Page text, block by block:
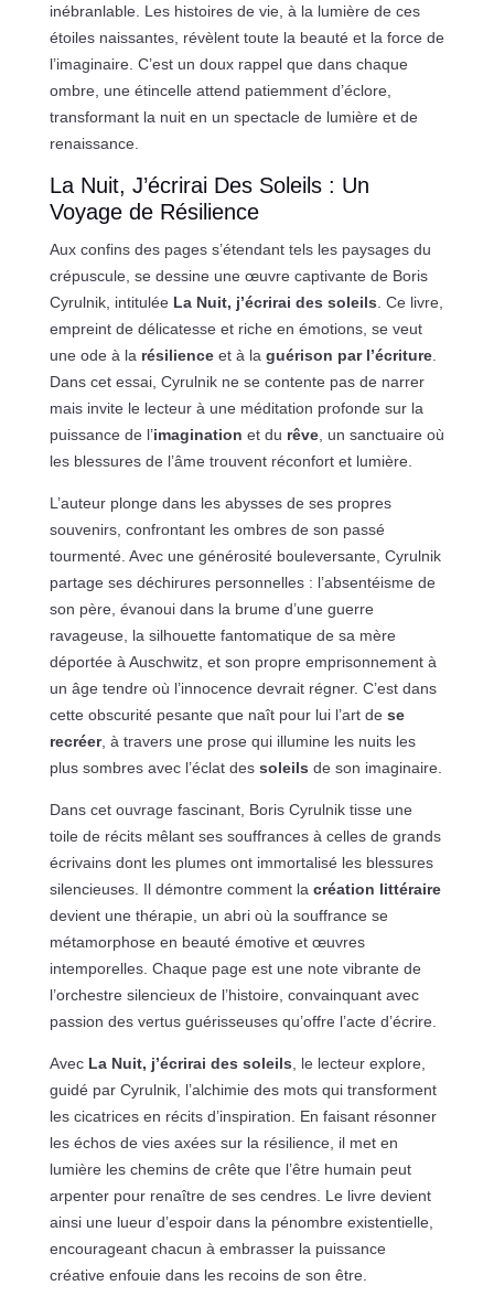
inébranlable. Les histoires de vie, à la lumière de ces
étoiles naissantes, révèlent toute la beauté et la force de
l’imaginaire. C’est un doux rappel que dans chaque
ombre, une étincelle attend patiemment d’éclore,
transformant la nuit en un spectacle de lumière et de
renaissance.
La Nuit, J’écrirai Des Soleils : Un
Voyage de Résilience
Aux confins des pages s’étendant tels les paysages du
crépuscule, se dessine une œuvre captivante de Boris
Cyrulnik, intitulée La Nuit, j’écrirai des soleils . Ce livre,
empreint de délicatesse et riche en émotions, se veut
une ode à la résilienceet à la guérison par l’écriture.
Dans cet essai, Cyrulnik ne se contente pas de narrer
mais invite le lecteur à une méditation profonde sur la
puissance de l’imagination et du rêve, un sanctuaire où
les blessures de l’âme trouvent réconfort et lumière.
L’auteur plonge dans les abysses de ses propres
souvenirs, confrontant les ombres de son passé
tourmenté. Avec une générosité bouleversante, Cyrulnik
partage ses déchirures personnelles : l’absentéisme de
son père, évanoui dans la brume d’une guerre
ravageuse, la silhouette fantomatique de sa mère
déportée à Auschwitz, et son propre emprisonnement à
un âge tendre où l’innocence devrait régner. C’est dans
cette obscurité pesante que naît pour lui l’art de se
recréer, à travers une prose qui illumine les nuits les
plus sombres avec l’éclat des soleils de son imaginaire.
Dans cet ouvrage fascinant, Boris Cyrulnik tisse une
toile de récits mêlant ses souffrances à celles de grands
écrivains dont les plumes ont immortalisé les blessures
silencieuses. Il démontre comment la création littéraire
devient une thérapie, un abri où la souffrance se
métamorphose en beauté émotive et œuvres
intemporelles. Chaque page est une note vibrante de
l’orchestre silencieux de l’histoire, convainquant avec
passion des vertus guérisseuses qu’offre l’acte d’écrire.
Avec La Nuit, j’écrirai des soleils , le lecteur explore,
guidé par Cyrulnik, l’alchimie des mots qui transforment
les cicatrices en récits d’inspiration. En faisant résonner
les échos de vies axées sur la résilience, il met en
lumière les chemins de crête que l’être humain peut
arpenter pour renaître de ses cendres. Le livre devient
ainsi une lueur d’espoir dans la pénombre existentielle,
encourageant chacun à embrasser la puissance
créative enfouie dans les recoins de son être.